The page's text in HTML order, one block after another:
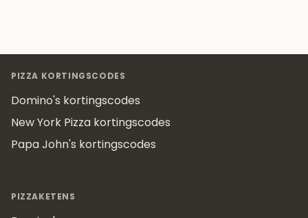
PIZZA KORTINGSCODES
Domino's kortingscodes
New York Pizza kortingscodes
Papa John's kortingscodes
PIZZAKETENS